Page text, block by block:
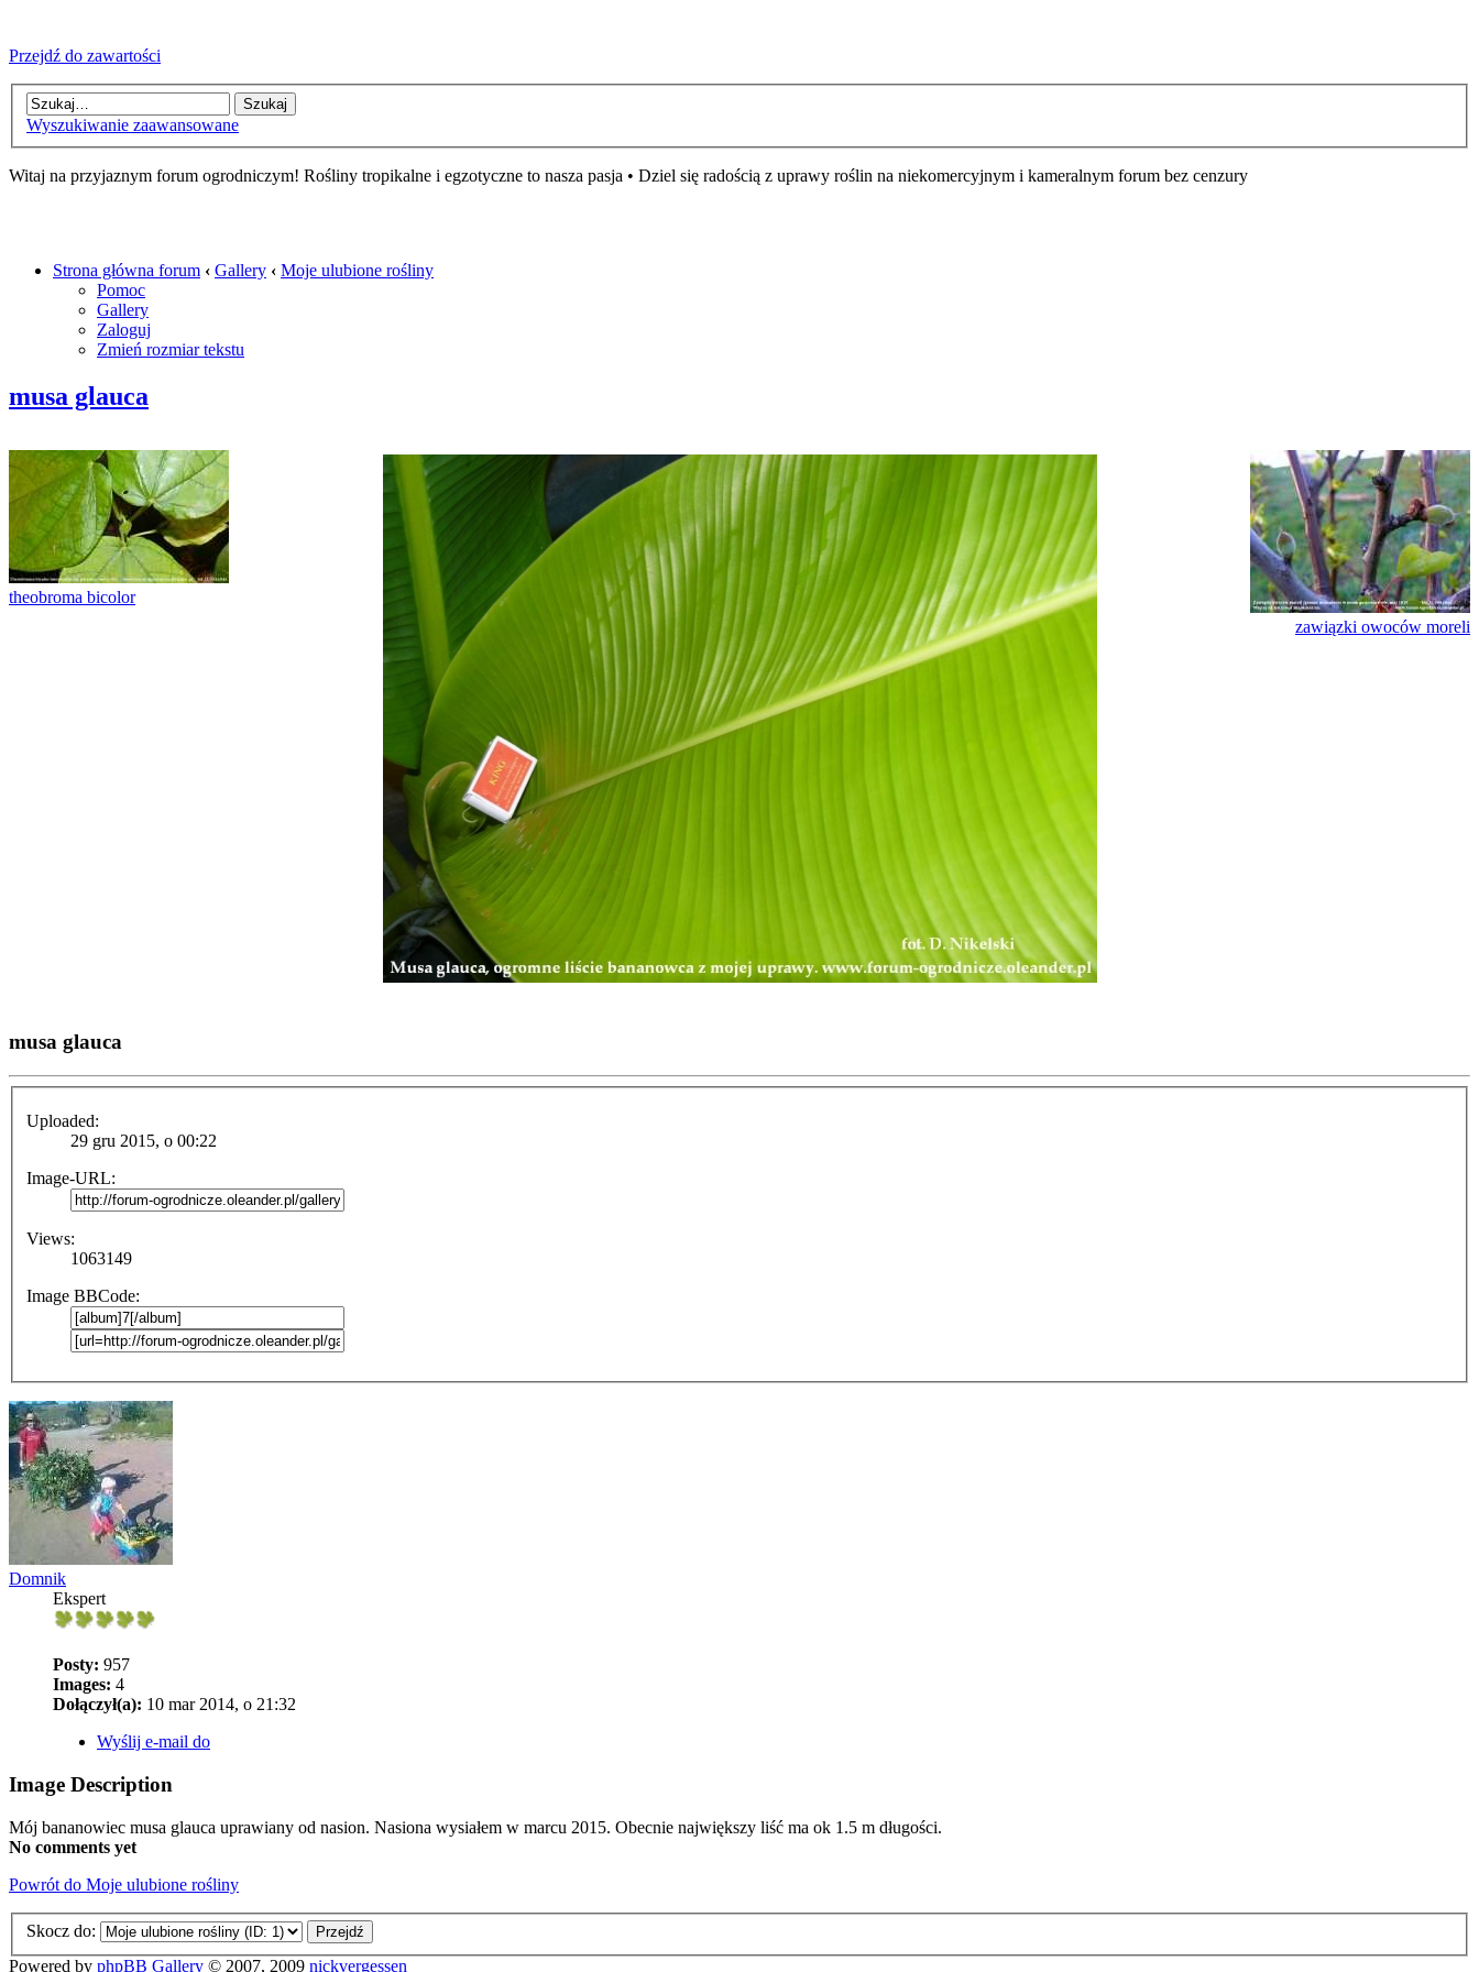
Przejdź do zawartości
Wyszukiwanie zaawansowane
Witaj na przyjaznym forum ogrodniczym! Rośliny tropikalne i egzotyczne to nasza pasja • Dziel się radością z uprawy roślin na niekomercyjnym i kameralnym forum bez cenzury
Strona główna forum ‹ Gallery ‹ Moje ulubione rośliny
Pomoc
Gallery
Zaloguj
Zmień rozmiar tekstu
musa glauca
theobroma bicolor
zawiązki owoców moreli
musa glauca
Uploaded:
29 gru 2015, o 00:22
Image-URL:
Views:
1063149
Image BBCode:
Domnik
Ekspert
Posty: 957
Images: 4
Dołączył(a): 10 mar 2014, o 21:32
Wyślij e-mail do
Image Description
Mój bananowiec musa glauca uprawiany od nasion. Nasiona wysiałem w marcu 2015. Obecnie największy liść ma ok 1.5 m długości.
No comments yet
Powrót do Moje ulubione rośliny
Skocz do:
Powered by phpBB Gallery © 2007, 2009 nickvergessen